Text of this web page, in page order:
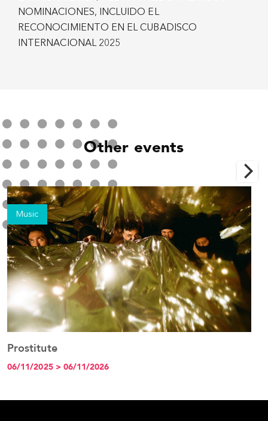
NOMINACIONES, INCLUIDO EL
RECONOCIMIENTO EN EL CUBADISCO
INTERNACIONAL 2025
Other events
Music
Prostitute
06/11/2025 > 06/11/2026